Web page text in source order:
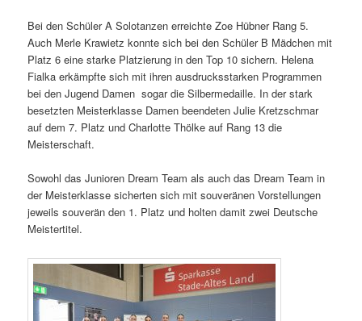
Bei den Schüler A Solotanzen erreichte Zoe Hübner Rang 5.
Auch Merle Krawietz konnte sich bei den Schüler B Mädchen mit
Platz 6 eine starke Platzierung in den Top 10 sichern. Helena
Fialka erkämpfte sich mit ihren ausdrucksstarken Programmen
bei den Jugend Damen sogar die Silbermedaille. In der stark
besetzten Meisterklasse Damen beendeten Julie Kretzschmar
auf dem 7. Platz und Charlotte Thölke auf Rang 13 die
Meisterschaft.
Sowohl das Junioren Dream Team als auch das Dream Team in
der Meisterklasse sicherten sich mit souveränen Vorstellungen
jeweils souverän den 1. Platz und holten damit zwei Deutsche
Meistertitel.